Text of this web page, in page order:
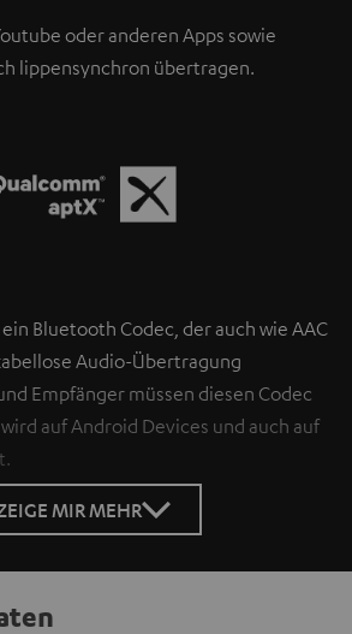
oder anderen Apps sowie
lippensynchron übertragen.
Bluetooth Codec, der auch wie AAC
Audio-Übertragung
Empfänger müssen diesen Codec
auf Android Devices und auch auf
MIR MEHR